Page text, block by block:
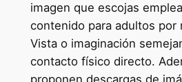
imagen que escojas
contenido para adultos por
Vista o imaginación
contacto físico directo.